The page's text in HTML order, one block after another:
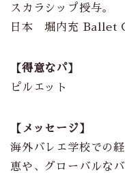
スカラシップ授与。
日本 堀内充 Ballet
【得意なパ】
ピルエット
【メッセージ】
海外バレエ学校での
恵や、グローバルな